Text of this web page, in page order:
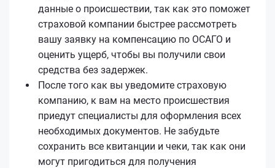
данные о происшествии, так как это поможет
страховой компании быстрее рассмотреть
вашу заявку на компенсацию по ОСАГО и
оценить ущерб, чтобы вы получили свои
средства без задержек.
После того как вы уведомите страховую
компанию, к вам на место происшествия
приедут специалисты для оформления всех
необходимых документов. Не забудьте
сохранить все квитанции и чеки, так как они
могут пригодиться для получения